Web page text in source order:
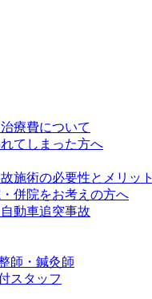
療費について
てしまった方へ
施術の必要性とメリット
併院をお考えの方へ
動車追突事故
師・鍼灸師
スタッフ